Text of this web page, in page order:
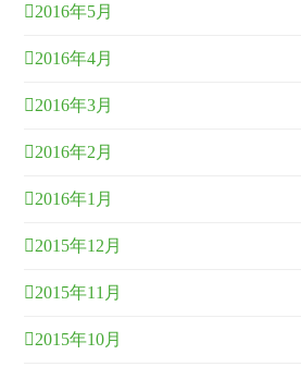
2016年5月
2016年4月
2016年3月
2016年2月
2016年1月
2015年12月
2015年11月
2015年10月